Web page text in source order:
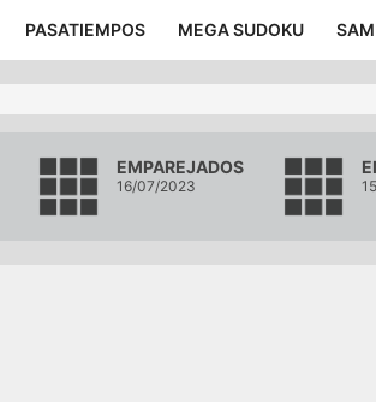
PASATIEMPOS MEGA SUDOKU
EMPAREJADOS
16/07/2023